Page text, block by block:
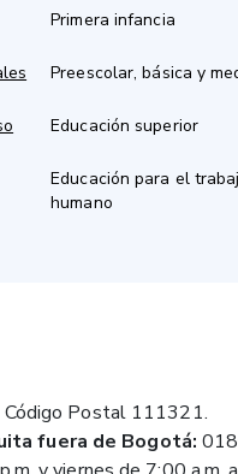
Primera infancia
Preescolar, básica y
Educación superior
Educación para el
humano
Postal 111321.
fuera de Bogotá: